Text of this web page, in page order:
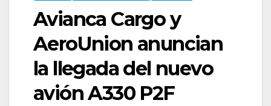
Avianca Cargo y
AeroUnion anuncian
la llegada del nuevo
avión A330 P2F